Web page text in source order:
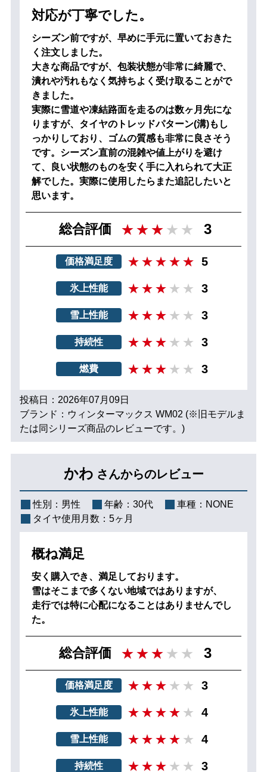
対応が丁寧でした。
シーズン前ですが、早めに手元に置いておきた
く注文しました。
大きな商品ですが、包装状態が非常に綺麗で、
潰れや汚れもなく気持ちよく受け取ることがで
きました。
実際に雪道や凍結路面を走るのは数ヶ月先にな
りますが、タイヤのトレッドパターン(溝)もし
っかりしており、ゴムの質感も非常に良さそう
です。シーズン直前の混雑や値上がりを避け
て、良い状態のものを安く手に入れられて大正
解でした。実際に使用したらまた追記したいと
思います。
総合評価 3
価格満足度 5
氷上性能 3
雪上性能 3
持続性 3
燃費 3
投稿日：2026年07月09日
ブランド：ウィンターマックス WM02 (※旧モデルま
たは同シリーズ商品のレビューです。)
かわ さんからのレビュー
性別： 男性 年齢： 30代 車種： NONE
タイヤ使用月数： 5ヶ月
概ね満足
安く購入でき、満足しております。
雪はそこまで多くない地域ではありますが、
走行では特に心配になることはありませんでし
た。
総合評価 3
価格満足度 3
氷上性能 4
雪上性能 4
持続性 3